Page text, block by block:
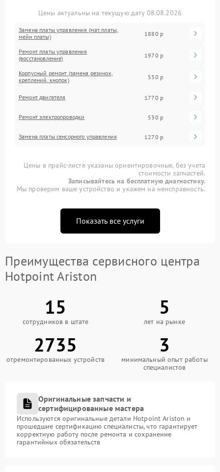
Цены актуальны на текущую дату 08.08.2026
Замена платы управления (мат.платы,
мейн платы)
1880 р
Ремонт платы управления
(восстановление)
1970 р
Корпусный ремонт (замена резинок,
креплений, кнопок)
530 р
Ремонт двигателя 1770 р
Ремонт электропроводки 530 р
Замена платы сенсорного управления 1270 р
Цены в прайс-листе указаны ориентировочные, без учета
стоимости запчастей.
Записывайтесь на бесплатную диагностику.
Мы проверим ваше устройство и укажем на неисправность.
Показать все услуги
Преимущества сервисного центра
Hotpoint Ariston
15
сотрудников в штате
5
лет на рынке
2735
отремонтированных устройств
3
минимальный опыт работы
специалистов
Оригинальные запчасти и
сертифицированные мастера
Используются оригинальные детали Hotpoint Ariston и
прошедшие сертификацию специалисты, что гарантирует
корректную работу после ремонта и сохранение
гарантийных обязательств